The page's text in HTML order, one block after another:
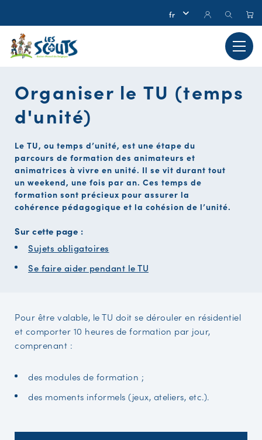
Organiser le TU (temps
d'unité)
Le TU, ou temps d’unité, est une étape du
parcours de formation des animateurs et
animatrices à vivre en unité. Il se vit durant tout
un weekend, une fois par an. Ces temps de
formation sont précieux pour assurer la
cohérence pédagogique et la cohésion de l’unité.
Sur cette page :
Sujets obligatoires
Se faire aider pendant le TU
Pour être valable, le TU doit se dérouler en résidentiel
et comporter 10 heures de formation par jour,
comprenant :
des modules de formation ;
des moments informels (jeux, ateliers, etc.).